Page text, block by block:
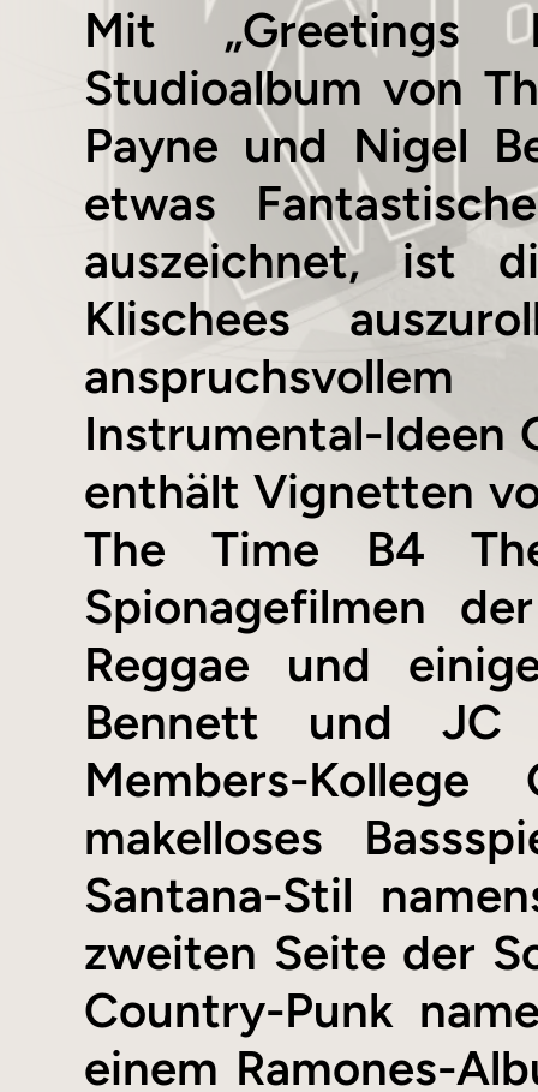
Mit „Greetings
Studioalbum von
Payne und Nigel
etwas
auszeichnet, ist
Klischees
Instrumental-Ideen
enthält Vignetten
The Time B4
Spionagefilmen
Reggae und
Bennett und JC
Members-
makelloses
Santana-Stil
zweiten Seite der
Country-Punk
einem Ramones-